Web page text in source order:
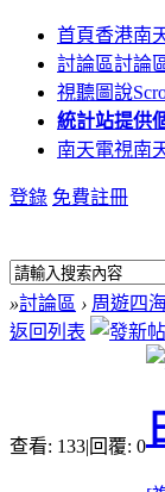
首頁香港南
討論區討論
視聽圖說
統計站提供
南天電視南
登錄 免費註冊
»討論區 › 周遊四
返回列表
查看: 133|回覆: 0